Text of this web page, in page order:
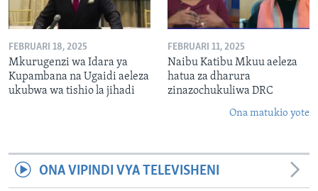
FEBRUARI 18, 2025
Mkurugenzi wa Idara ya
Kupambana na Ugaidi aeleza
ukubwa wa tishio la jihadi
FEBRUARI 11, 2025
Naibu Katibu Mkuu aeleza
hatua za dharura
zinazochukuliwa DRC
Ona matukio yote
ONA VIPINDI VYA TELEVISHENI